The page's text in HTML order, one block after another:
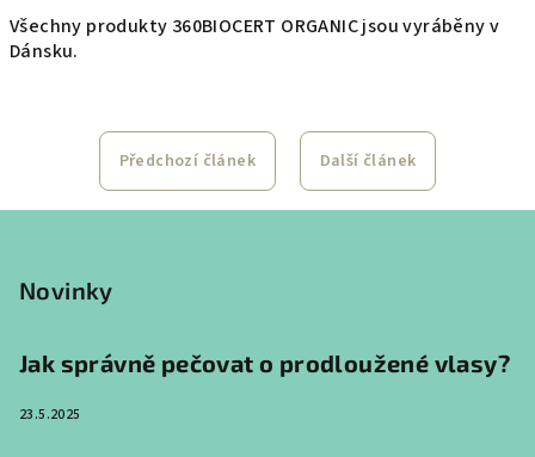
Všechny produkty 360BIOCERT ORGANIC jsou vyráběny v
Dánsku.
Předchozí článek Další článek
Novinky
Jak správně pečovat o prodloužené vlasy?
23.5.2025